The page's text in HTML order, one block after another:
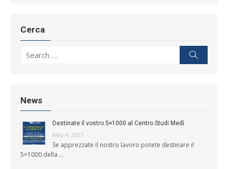
Cerca
News
Destinate il vostro 5×1000 al Centro Studi Medì
May 4, 2025
Se apprezzate il nostro lavoro potete destinare il
5×1000 della …